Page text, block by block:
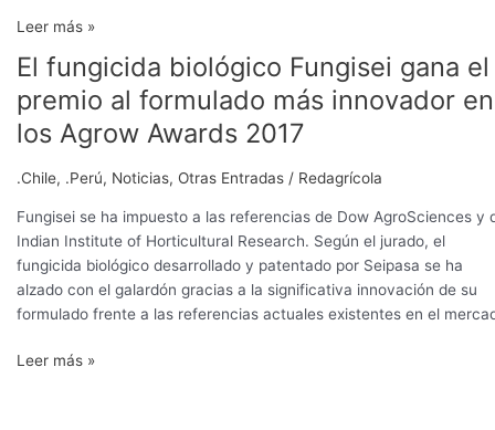
Leer más »
El fungicida biológico Fungisei gana el
premio al formulado más innovador en
los Agrow Awards 2017
.Chile, .Perú, Noticias, Otras Entradas / Redagrícola
Fungisei se ha impuesto a las referencias de Dow AgroSciences y
Indian Institute of Horticultural Research. Según el jurado, el
fungicida biológico desarrollado y patentado por Seipasa se ha
alzado con el galardón gracias a la significativa innovación de su
formulado frente a las referencias actuales existentes en el
El
biológico
Fungisei
el
premio
al
formulado
más
innovador
los
Leer más »